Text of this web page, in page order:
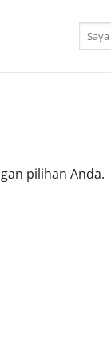
untuk:
pilihan Anda.